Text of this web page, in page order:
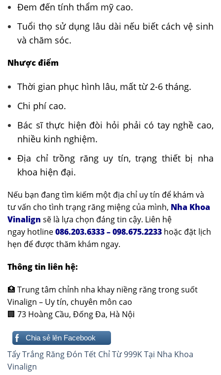
Đem đến tính thẩm mỹ cao.
Tuổi thọ sử dụng lâu dài nếu biết cách vệ sinh
và chăm sóc.
Nhược điểm
Thời gian phục hình lâu, mất từ 2-6 tháng.
Chi phí cao.
Bác sĩ thực hiện đòi hỏi phải có tay nghề cao,
nhiều kinh nghiệm.
Địa chỉ trồng răng uy tín, trạng thiết bị nha
khoa hiện đại.
Nếu bạn đang tìm kiếm một địa chỉ uy tín để khám và
tư vấn cho tình trạng răng miệng của mình, Nha Khoa
Vinalign sẽ là lựa chọn đáng tin cậy. Liên hệ
ngay hotline086.203.6333 – 098.675.2233 hoặc đặt lịch
hẹn để được thăm khám ngay.
Thông tin liên hệ:
🏥 Trung tâm chỉnh nha khay niềng răng trong suốt
Vinalign – Uy tín, chuyên môn cao
🏢 73 Hoàng Cầu, Đống Đa, Hà Nội
Chia sẻ lên Facebook
Điều
hướng
Tẩy Trắng Răng Đón Tết Chỉ Từ 999K Tại Nha Khoa
Vinalign